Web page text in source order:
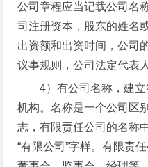
公司章程应当记载公司名
司注册资本，股东的姓名
出资额和出资时间，公司
议事规则，公司法定代表
4）有公司名称，建
机构。名称是一个公司区
志，有限责任公司的名称
“有限公司”字样。有限责